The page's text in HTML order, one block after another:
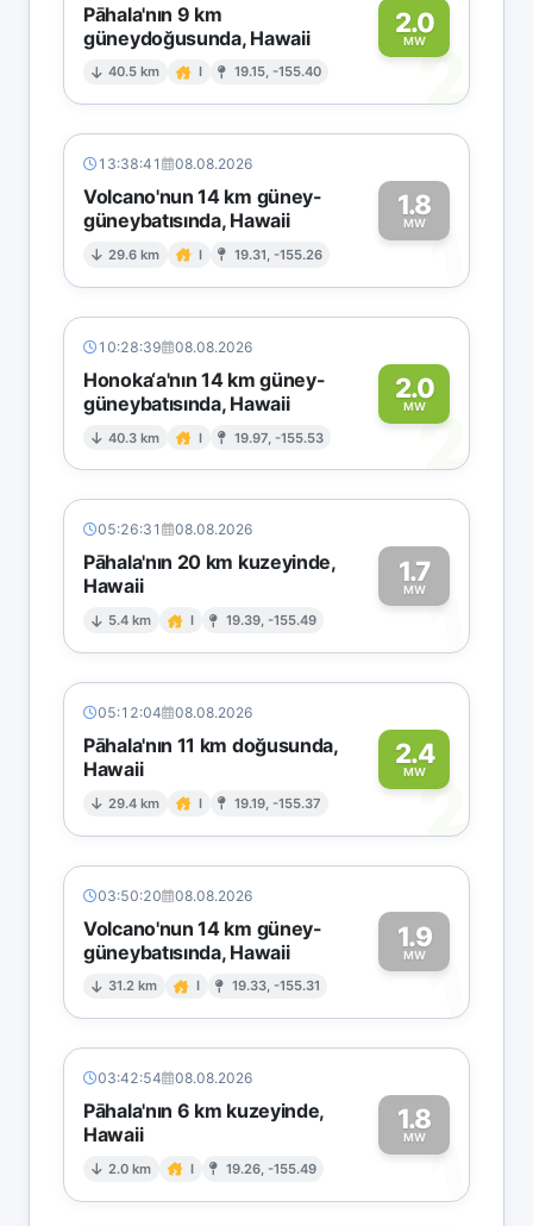
Pāhala'nın 9 km
güneydoğusunda, Hawaii
40.5 km I 19.15, -155.40
2.0
MW2
13:38:41 08.08.2026
Volcano'nun 14 km güney-
güneybatısında, Hawaii
29.6 km I 19.31, -155.26
1.8
MW1
10:28:39 08.08.2026
Honoka‘a'nın 14 km güney-
güneybatısında, Hawaii
40.3 km I 19.97, -155.53
2.0
MW2
05:26:31 08.08.2026
Pāhala'nın 20 km kuzeyinde,
Hawaii
5.4 km I 19.39, -155.49
1.7
MW1
05:12:04 08.08.2026
Pāhala'nın 11 km doğusunda,
Hawaii
29.4 km I 19.19, -155.37
2.4
MW2
03:50:20 08.08.2026
Volcano'nun 14 km güney-
güneybatısında, Hawaii
31.2 km I 19.33, -155.31
1.9
MW1
03:42:54 08.08.2026
Pāhala'nın 6 km kuzeyinde,
Hawaii
2.0 km I 19.26, -155.49
1.8
MW1